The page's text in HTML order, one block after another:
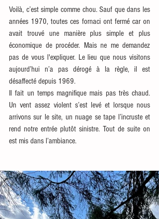
Voilà, c’est simple comme chou. Sauf que dans les
années 1970, toutes ces fornaci ont fermé car on
avait trouvé une manière plus simple et plus
économique de procéder. Mais ne me demandez
pas de vous l'expliquer. Le lieu que nous visitons
aujourd’hui n’a pas dérogé à la règle, il est
désaffecté depuis 1969.
Il fait un temps magnifique mais pas très chaud.
Un vent assez violent s’est levé et lorsque nous
arrivons sur le site, un nuage se tape l’incruste et
rend notre entrée plutôt sinistre. Tout de suite on
est mis dans l’ambiance.